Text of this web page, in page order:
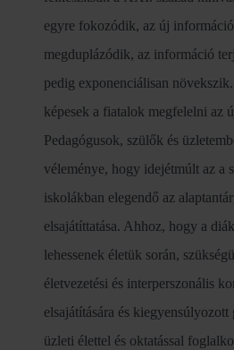
egyre fokozódik, az új
megduplázódik, az információ
pedig exponenciálisan
képesek a fiatalok megfelelni az
Pedagógusok, szülők és
véleménye, hogy idejétmúlt az a
iskolákban elegendő az
elsajátíttatása. Ahhoz, hogy a
lehessenek életük során,
életvezetési és interperszonális
elsajátítására és
üzleti élettel és oktatással